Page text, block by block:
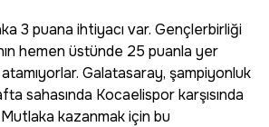
3 puana ihtiyacı var. Gençlerbirliği
hemen üstünde 25 puanla yer
Galatasaray, şampiyonluk
sahasında Kocaelispor karşısında
Mutlaka kazanmak için bu